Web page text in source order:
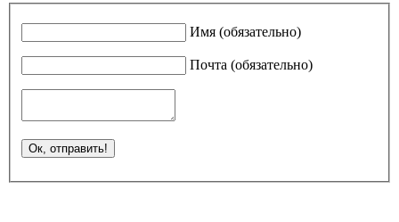
Имя (обязательно)
Почта (обязательно)